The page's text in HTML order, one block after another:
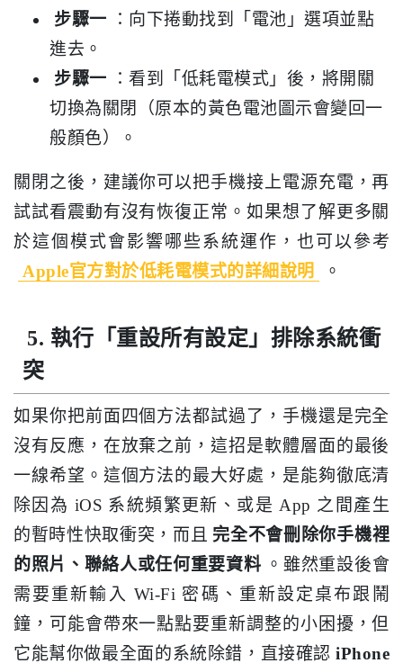
步驟一
：向下捲動找到「電池」選項並點
進去。
步驟一
：看到「低耗電模式」後，將開關
切換為關閉（原本的黃色電池圖示會變回一
般顏色）。
關閉之後，建議你可以把手機接上電源充電，再
試試看震動有沒有恢復正常。如果想了解更多關
於這個模式會影響哪些系統運作，也可以參考
Apple官方對於低耗電模式的詳細說明
。
5. 執行「重設所有設定」排除系統衝
突
如果你把前面四個方法都試過了，手機還是完全
沒有反應，在放棄之前，這招是軟體層面的最後
一線希望。這個方法的最大好處，是能夠徹底清
除因為 iOS 系統頻繁更新、或是 App 之間產生
的暫時性快取衝突，而且 完全不會刪除你手機裡
的照片、聯絡人或任何重要資料 。雖然重設後會
需要重新輸入 Wi-Fi 密碼、重新設定桌布跟鬧
鐘，可能會帶來一點點要重新調整的小困擾，但
它能幫你做最全面的系統除錯，直接確認 iPhone